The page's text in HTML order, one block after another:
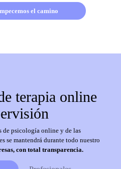
el camino
terapia online
de psicología online y de las
se mantendrá durante todo nuestro
con total transparencia.